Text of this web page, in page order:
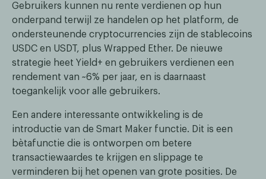
Gebruikers kunnen nu rente verdienen op hun
onderpand terwijl ze handelen op het platform, de
ondersteunende cryptocurrencies zijn de stablecoins
USDC en USDT, plus Wrapped Ether. De nieuwe
strategie heet Yield+ en gebruikers verdienen een
rendement van ~6% per jaar, en is daarnaast
toegankelijk voor alle gebruikers.
Een andere interessante ontwikkeling is de
introductie van de Smart Maker functie. Dit is een
bètafunctie die is ontworpen om betere
transactiewaardes te krijgen en slippage te
verminderen bij het openen van grote posities. De